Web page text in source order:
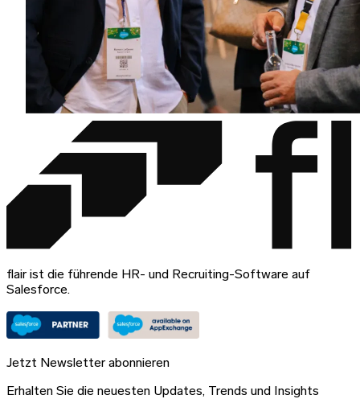
flair ist die führende HR- und Recruiting-Software auf
Salesforce.
Jetzt Newsletter abonnieren
Erhalten Sie die neuesten Updates, Trends und Insights